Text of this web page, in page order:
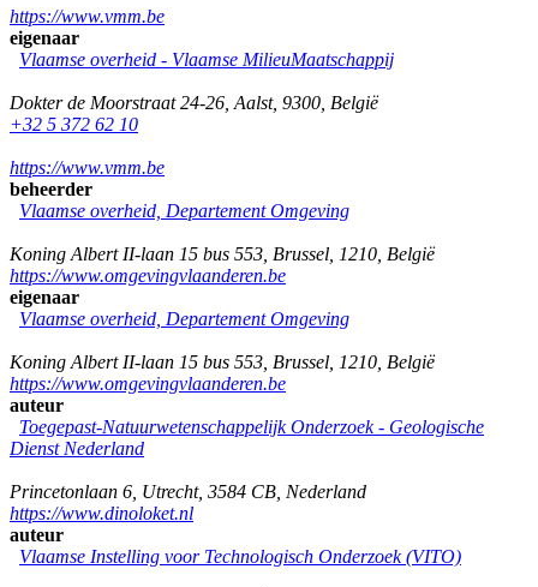
https://www.vmm.be
eigenaar
Vlaamse overheid - Vlaamse MilieuMaatschappij
Dokter de Moorstraat 24-26 Aalst, 9300 België
+32 5 372 62 10
https://www.vmm.be
beheerder
Vlaamse overheid, Departement Omgeving
Koning Albert II-laan 15 bus 553 Brussel 1210 België
https://www.omgevingvlaanderen.be
eigenaar
Vlaamse overheid, Departement Omgeving
Koning Albert II-laan 15 bus 553 Brussel 1210 België
https://www.omgevingvlaanderen.be
auteur
Toegepast-Natuurwetenschappelijk Onderzoek - Geologische
Dienst Nederland
Princetonlaan 6 Utrecht, 3584 CB Nederland
https://www.dinoloket.nl
auteur
Vlaamse Instelling voor Technologisch Onderzoek (VITO)